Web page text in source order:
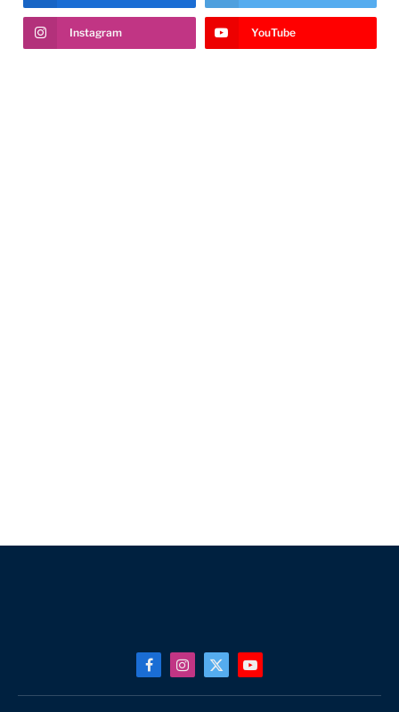
Instagram YouTube
FacebookInstagram
X
(Twitter)
YouTube